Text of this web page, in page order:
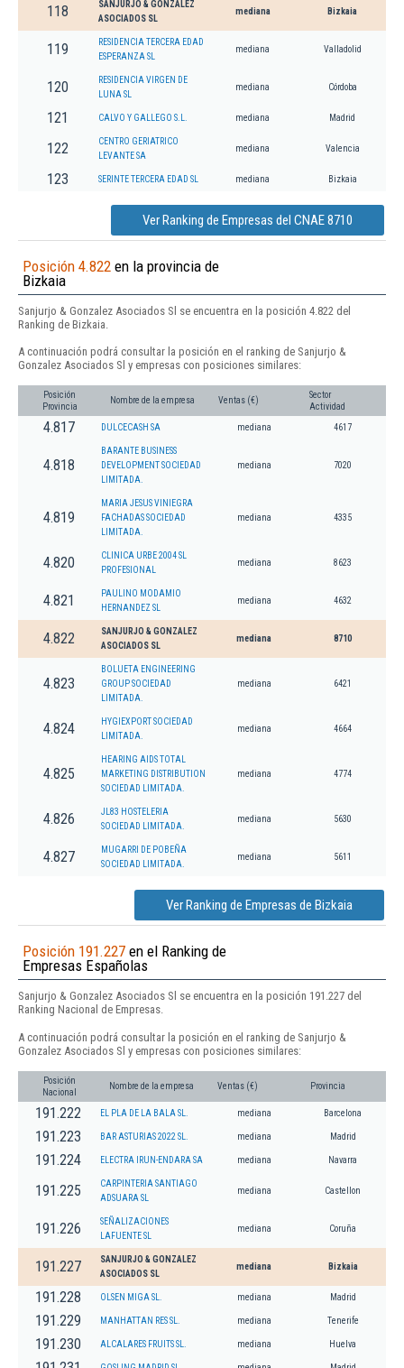
118
SANJURJO & GONZALEZ
ASOCIADOS SL
mediana Bizkaia
119
RESIDENCIA TERCERA EDAD
ESPERANZA SL
mediana Valladolid
120
RESIDENCIA VIRGEN DE
LUNA SL
mediana Córdoba
121 CALVO Y GALLEGO S.L. mediana Madrid
122
CENTRO GERIATRICO
LEVANTE SA
mediana Valencia
123 SERINTE TERCERA EDAD SL mediana Bizkaia
Ver Ranking de Empresas del CNAE 8710
Posición 4.822 en la provincia de
Bizkaia
Sanjurjo & Gonzalez Asociados Sl se encuentra en la posición 4.822 del
Ranking de Bizkaia.
A continuación podrá consultar la posición en el ranking de Sanjurjo &
Gonzalez Asociados Sl y empresas con posiciones similares:
Posición
Provincia
Nombre de la empresa Ventas (€)
Sector
Actividad
4.817 DULCECASH SA mediana 4617
4.818
BARANTE BUSINESS
DEVELOPMENT SOCIEDAD
LIMITADA.
mediana 7020
4.819
MARIA JESUS VINIEGRA
FACHADAS SOCIEDAD
LIMITADA.
mediana 4335
4.820
CLINICA URBE 2004 SL
PROFESIONAL
mediana 8623
4.821
PAULINO MODAMIO
HERNANDEZ SL
mediana 4632
4.822
SANJURJO & GONZALEZ
ASOCIADOS SL
mediana 8710
4.823
BOLUETA ENGINEERING
GROUP SOCIEDAD
LIMITADA.
mediana 6421
4.824
HYGIEXPORT SOCIEDAD
LIMITADA.
mediana 4664
4.825
HEARING AIDS TOTAL
MARKETING DISTRIBUTION
SOCIEDAD LIMITADA.
mediana 4774
4.826
JL83 HOSTELERIA
SOCIEDAD LIMITADA.
mediana 5630
4.827
MUGARRI DE POBEÑA
SOCIEDAD LIMITADA.
mediana 5611
Ver Ranking de Empresas de Bizkaia
Posición 191.227 en el Ranking de
Empresas Españolas
Sanjurjo & Gonzalez Asociados Sl se encuentra en la posición 191.227 del
Ranking Nacional de Empresas.
A continuación podrá consultar la posición en el ranking de Sanjurjo &
Gonzalez Asociados Sl y empresas con posiciones similares:
Posición
Nacional
Nombre de la empresa Ventas (€) Provincia
191.222 EL PLA DE LA BALA SL. mediana Barcelona
191.223 BAR ASTURIAS 2022 SL. mediana Madrid
191.224 ELECTRA IRUN-ENDARA SA mediana Navarra
191.225
CARPINTERIA SANTIAGO
ADSUARA SL
mediana Castellon
191.226
SEÑALIZACIONES
LAFUENTE SL
mediana Coruña
191.227
SANJURJO & GONZALEZ
ASOCIADOS SL
mediana Bizkaia
191.228 OLSEN MIGA SL. mediana Madrid
191.229 MANHATTAN RES SL. mediana Tenerife
191.230 ALCALARES FRUITS SL. mediana Huelva